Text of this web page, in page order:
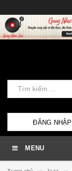
ĐĂNG NHẬP
MENU